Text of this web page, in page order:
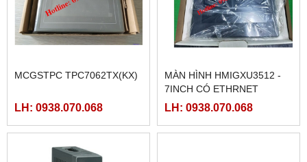
MCGSTPC TPC7062TX(KX)
LH: 0938.070.068
MÀN HÌNH HMIGXU3512 -
7INCH CÓ ETHRNET
LH: 0938.070.068